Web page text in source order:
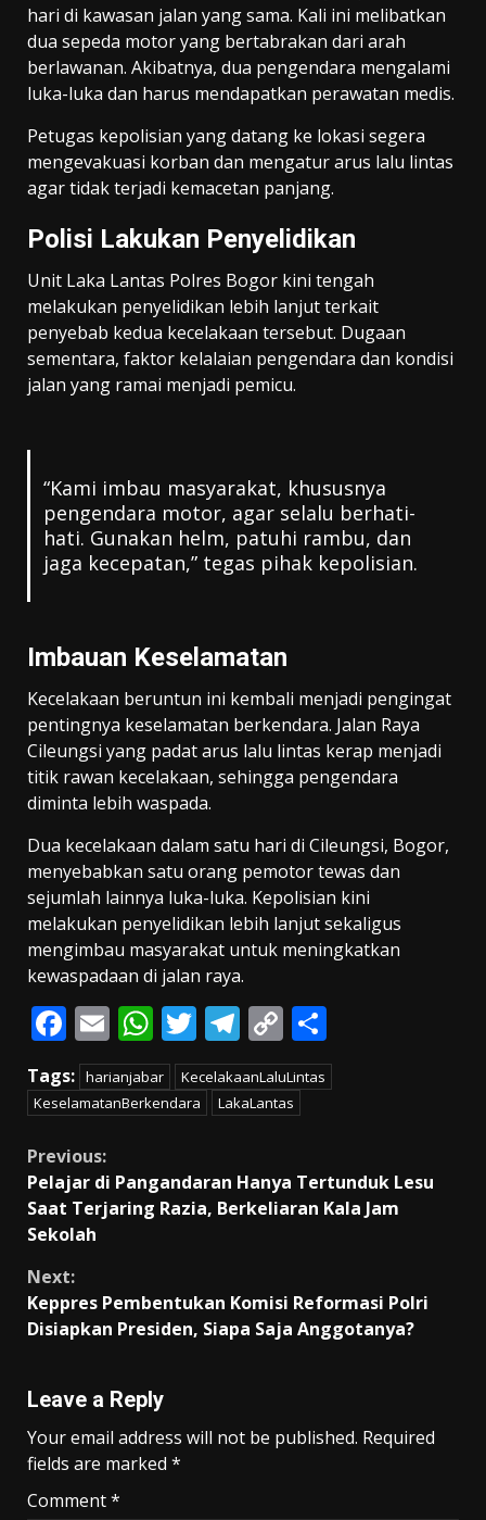
hari di kawasan jalan yang sama. Kali ini melibatkan
dua sepeda motor yang bertabrakan dari arah
berlawanan. Akibatnya, dua pengendara mengalami
luka-luka dan harus mendapatkan perawatan medis.
Petugas kepolisian yang datang ke lokasi segera
mengevakuasi korban dan mengatur arus lalu lintas
agar tidak terjadi kemacetan panjang.
Polisi Lakukan Penyelidikan
Unit Laka Lantas Polres Bogor kini tengah
melakukan penyelidikan lebih lanjut terkait
penyebab kedua kecelakaan tersebut. Dugaan
sementara, faktor kelalaian pengendara dan kondisi
jalan yang ramai menjadi pemicu.
“Kami imbau masyarakat, khususnya
pengendara motor, agar selalu berhati-
hati. Gunakan helm, patuhi rambu, dan
jaga kecepatan,” tegas pihak kepolisian.
Imbauan Keselamatan
Kecelakaan beruntun ini kembali menjadi pengingat
pentingnya keselamatan berkendara. Jalan Raya
Cileungsi yang padat arus lalu lintas kerap menjadi
titik rawan kecelakaan, sehingga pengendara
diminta lebih waspada.
Dua kecelakaan dalam satu hari di Cileungsi, Bogor,
menyebabkan satu orang pemotor tewas dan
sejumlah lainnya luka-luka. Kepolisian kini
melakukan penyelidikan lebih lanjut sekaligus
mengimbau masyarakat untuk meningkatkan
kewaspadaan di jalan raya.
F
ac
e
b
o
o
k
E
m
ai
l
W
h
at
s
p
p
T
w
itt
er
T
el
e
gr
m
C
o
p
y
n
h
ar
Tags: harianjabar
KecelakaanLaluLintas
KeselamatanBerkendara
LakaLantas
Continue
Reading
Previous:
Pelajar di Pangandaran Hanya Tertunduk Lesu
Saat Terjaring Razia, Berkeliaran Kala Jam
Sekolah
Next:
Keppres Pembentukan Komisi Reformasi Polri
Disiapkan Presiden, Siapa Saja Anggotanya?
Leave a Reply
Your email address will not be published. Required
fields are marked *
Comment*